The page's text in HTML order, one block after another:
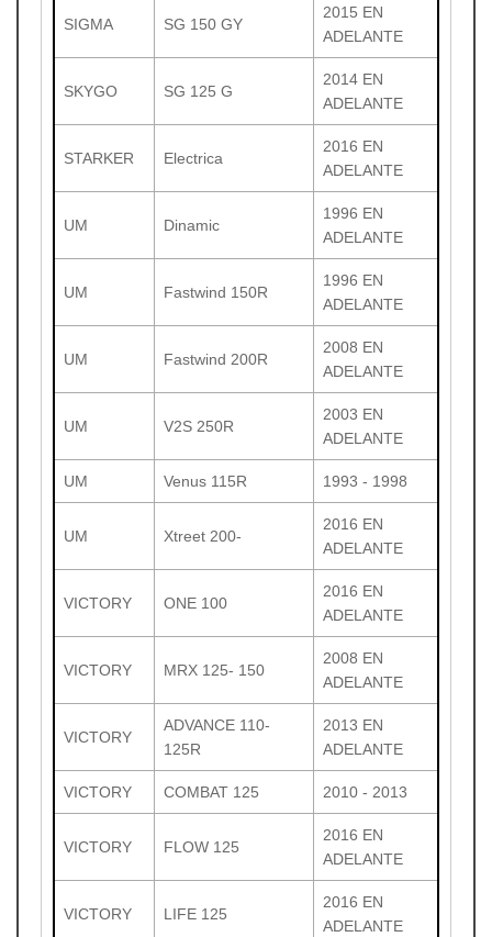
SIGMA SG 150 GY
2015 EN
ADELANTE
SKYGO SG 125 G
2014 EN
ADELANTE
STARKER Electrica
2016 EN
ADELANTE
UM Dinamic
1996 EN
ADELANTE
UM Fastwind 150R
1996 EN
ADELANTE
UM Fastwind 200R
2008 EN
ADELANTE
UM V2S 250R
2003 EN
ADELANTE
UM Venus 115R 1993 - 1998
UM Xtreet 200-
2016 EN
ADELANTE
VICTORY ONE 100
2016 EN
ADELANTE
VICTORY MRX 125- 150
2008 EN
ADELANTE
VICTORY
ADVANCE 110-
125R
2013 EN
ADELANTE
VICTORY COMBAT 125 2010 - 2013
VICTORY FLOW 125
2016 EN
ADELANTE
VICTORY LIFE 125
2016 EN
ADELANTE